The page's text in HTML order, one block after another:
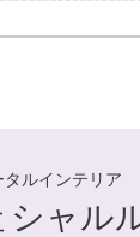
タルインテリア
シャル